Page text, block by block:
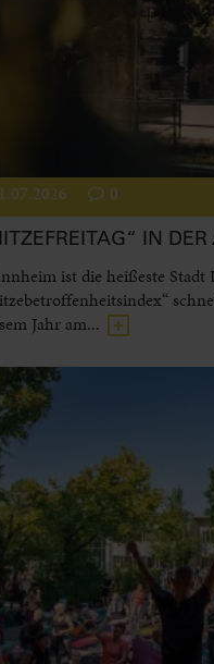
0
IN
ist die heißeste Stadt
Jahr am...